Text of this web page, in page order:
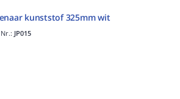
kunststof 325mm wit
JP015